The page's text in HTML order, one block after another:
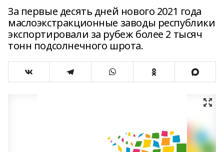
За первые десять дней нового 2021 года
маслоэкстракционные заводы республики
экспортировали за рубеж более 2 тысяч
тонн подсолнечного шрота.